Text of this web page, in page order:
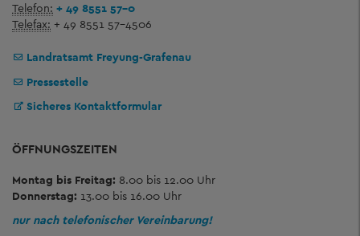
Telefon: + 49 8551 57-0
Telefax: + 49 8551 57-4506
Landratsamt Freyung-Grafenau
Pressestelle
Sicheres Kontaktformular
ÖFFNUNGSZEITEN
Montag bis Freitag: 8.00 bis 12.00 Uhr
Donnerstag: 13.00 bis 16.00 Uhr
nur nach telefonischer Vereinbarung!